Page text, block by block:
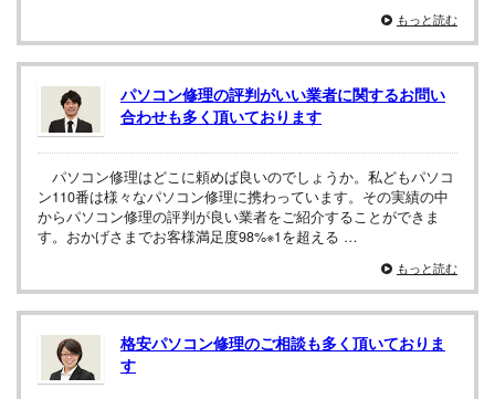
もっと読む
パソコン修理の評判がいい業者に関するお問い
合わせも多く頂いております
パソコン修理はどこに頼めば良いのでしょうか。私どもパソコ
ン110番は様々なパソコン修理に携わっています。その実績の中
からパソコン修理の評判が良い業者をご紹介することができま
す。おかげさまでお客様満足度98%※1を超える …
もっと読む
格安パソコン修理のご相談も多く頂いておりま
す